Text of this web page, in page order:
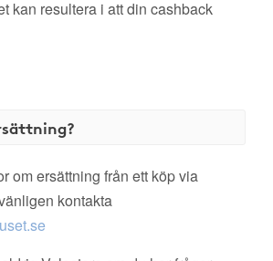
kan resultera i att din cashback
om ersättning från ett köp via
kontakta